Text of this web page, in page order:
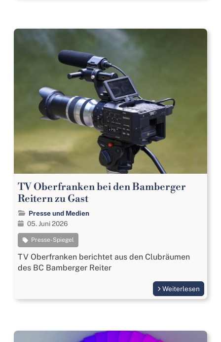
TV Oberfranken bei den Bamberger
Reitern zu Gast
Presse und Medien
05. Juni 2026
Presse-Spiegel
TV Oberfranken berichtet aus den Clubräumen
des BC Bamberger Reiter
Weiterlesen